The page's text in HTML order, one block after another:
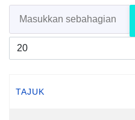
Masukkan sebahagian
Papar #
TAJUK